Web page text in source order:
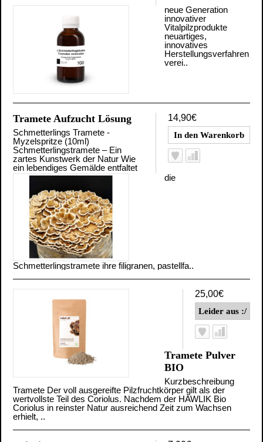
neue Generation
innovativer
Vitalpilzprodukte
neuartiges,
innovatives
Herstellungsverfahren
verei..
14,90€
Tramete Aufzucht Lösung
Schmetterlings Tramete -
Myzelspritze (10ml)
Schmetterlingstramete – Ein
zartes Kunstwerk der Natur Wie
ein lebendiges Gemälde entfaltet
die
Schmetterlingstramete ihre filigranen, pastellfa..
25,00€
Tramete Pulver
BIO
Kurzbeschreibung
Tramete Der voll ausgereifte Pilzfruchtkörper gilt als der
wertvollste Teil des Coriolus. Nachdem der HAWLIK Bio
Coriolus in reinster Natur ausreichend Zeit zum Wachsen
erhielt, ..